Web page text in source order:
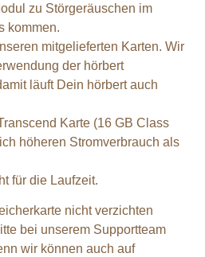
zu Störgeräuschen im
kommen.
mitgelieferten Karten. Wir
der hörbert
läuft Dein hörbert auch
Karte (16 GB Class
höheren Stromverbrauch als
für die Laufzeit.
nicht verzichten
bei unserem Supportteam
wir können auch auf